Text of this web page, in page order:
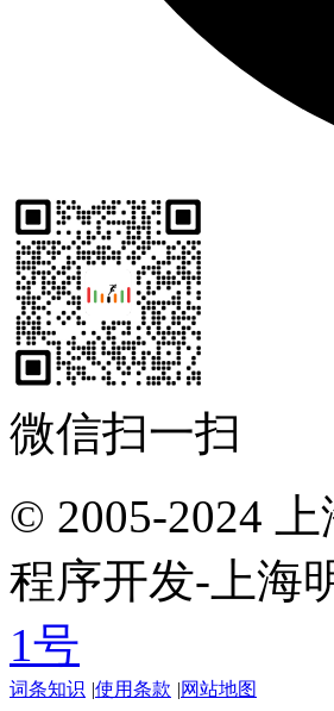
微信扫一扫
© 2005-2024
程序开发-上海
1号
词条知识 |使用条款 |网站地图